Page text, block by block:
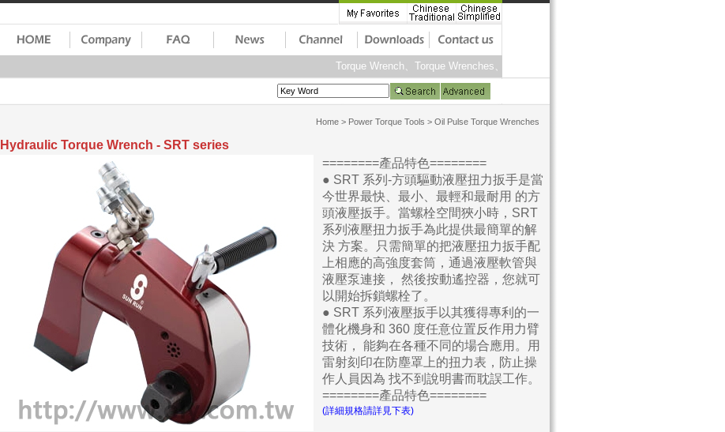
Torque Wrench、Torque Wrenches、Torque Screwdrivers、Torque Calibration
Home > Power Torque Tools > Oil Pulse Torque Wrenches
Hydraulic Torque Wrench - SRT series
========產品特色========
● SRT 系列-方頭驅動液壓扭力扳手是當
今世界最快、最小、最輕和最耐用 的方
頭液壓扳手。當螺栓空間狹小時，SRT
系列液壓扭力扳手為此提供最簡單的解
決 方案。只需簡單的把液壓扭力扳手配
上相應的高強度套筒，通過液壓軟管與
液壓泵連接， 然後按動遙控器，您就可
以開始拆鎖螺栓了。
● SRT 系列液壓扳手以其獲得專利的一
體化機身和 360 度任意位置反作用力臂
技術， 能夠在各種不同的場合應用。用
雷射刻印在防塵罩上的扭力表，防止操
作人員因為 找不到說明書而耽誤工作。
========產品特色========
(詳細規格請詳見下表)